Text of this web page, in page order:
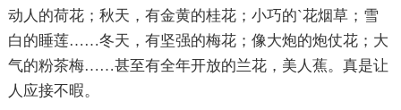
动人的荷花；秋天，有金黄的桂花；小巧的`花烟草；雪
白的睡莲……冬天，有坚强的梅花；像大炮的炮仗花；大
气的粉茶梅……甚至有全年开放的兰花，美人蕉。真是让
人应接不暇。